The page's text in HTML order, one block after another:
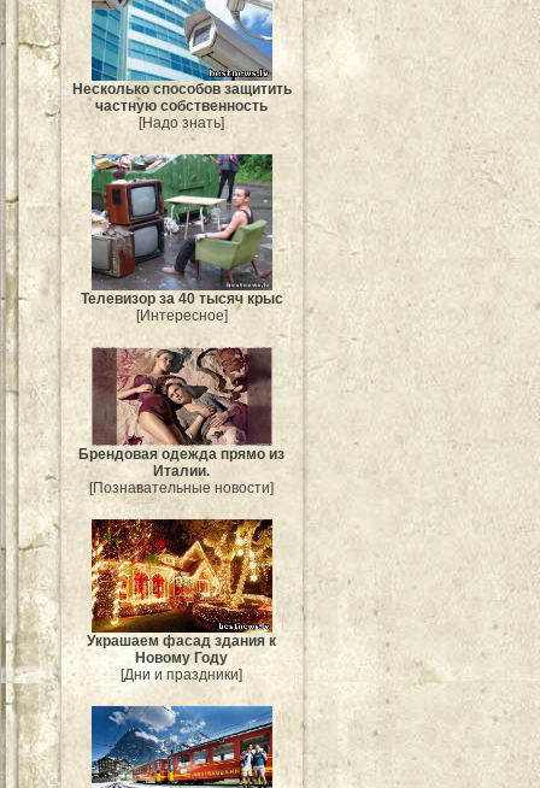
Несколько способов защитить
частную собственность
[Надо знать]
Телевизор за 40 тысяч крыс
[Интересное]
Брендовая одежда прямо из
Италии.
[Познавательные новости]
Украшаем фасад здания к
Новому Году
[Дни и праздники]